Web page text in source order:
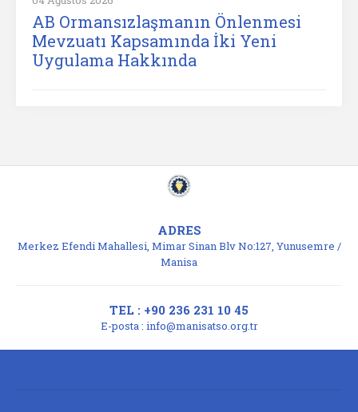
AB Ormansızlaşmanın Önlenmesi
Mevzuatı Kapsamında İki Yeni
Uygulama Hakkında
ADRES
Merkez Efendi Mahallesi, Mimar Sinan Blv No:127, Yunusemre /
Manisa
TEL : +90 236 231 10 45
E-posta : info@manisatso.org.tr